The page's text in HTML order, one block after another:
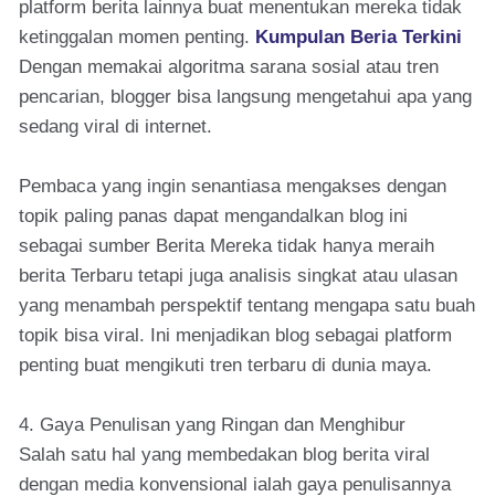
platform berita lainnya buat menentukan mereka tidak
ketinggalan momen penting. Kumpulan Beria Terkini
Dengan memakai algoritma sarana sosial atau tren
pencarian, blogger bisa langsung mengetahui apa yang
sedang viral di internet.
Pembaca yang ingin senantiasa mengakses dengan
topik paling panas dapat mengandalkan blog ini
sebagai sumber Berita Mereka tidak hanya meraih
berita Terbaru tetapi juga analisis singkat atau ulasan
yang menambah perspektif tentang mengapa satu buah
topik bisa viral. Ini menjadikan blog sebagai platform
penting buat mengikuti tren terbaru di dunia maya.
4. Gaya Penulisan yang Ringan dan Menghibur
Salah satu hal yang membedakan blog berita viral
dengan media konvensional ialah gaya penulisannya